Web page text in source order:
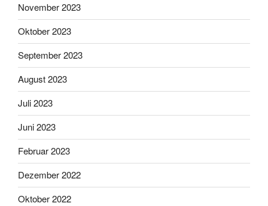
November 2023
Oktober 2023
September 2023
August 2023
Juli 2023
Juni 2023
Februar 2023
Dezember 2022
Oktober 2022